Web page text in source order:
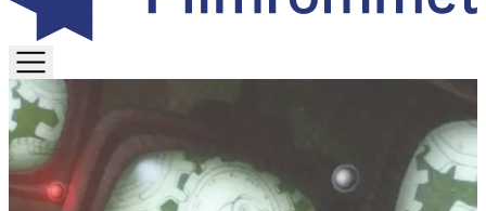
TOGGLE
MENU